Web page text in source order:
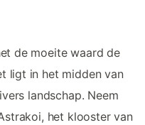
de moeite waard de
ligt in het midden van
landschap. Neem
het klooster van